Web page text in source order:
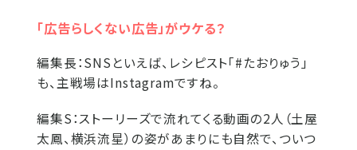
「広告らしくない広告」がウケる？
編集長：SNSといえば、レシピスト「#たおりゅう」
も、主戦場はInstagramですね。
編集S：ストーリーズで流れてくる動画の2人（土屋
太鳳、横浜流星）の姿があまりにも自然で、ついつ